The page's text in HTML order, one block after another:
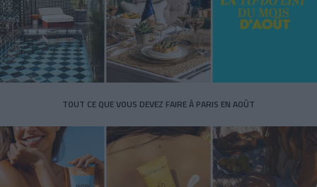
TOUT CE QUE VOUS DEVEZ FAIRE À PARIS EN AOÛT